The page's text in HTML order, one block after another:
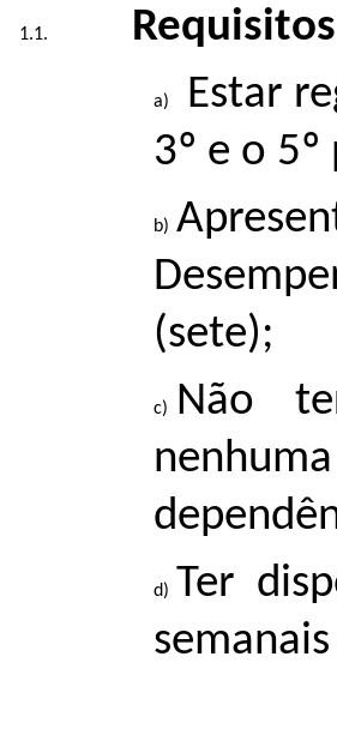
Requisitos
Estar
3º e o
(sete);
Não
Ter